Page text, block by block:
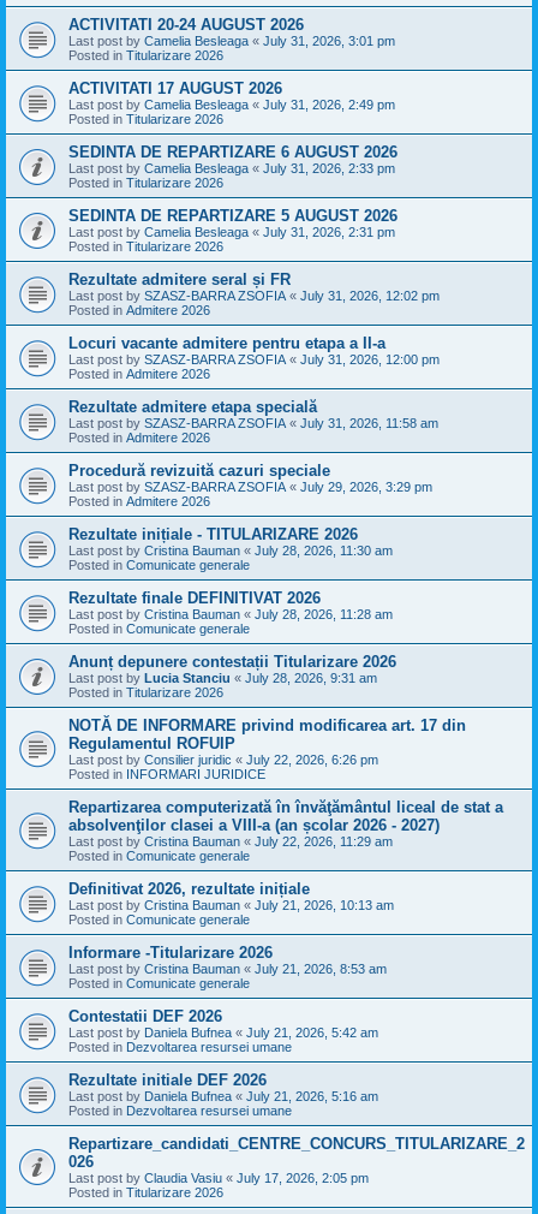
ACTIVITATI 20-24 AUGUST 2026
Last post by Camelia Besleaga « July 31, 2026, 3:01 pm
Posted in Titularizare 2026
ACTIVITATI 17 AUGUST 2026
Last post by Camelia Besleaga « July 31, 2026, 2:49 pm
Posted in Titularizare 2026
SEDINTA DE REPARTIZARE 6 AUGUST 2026
Last post by Camelia Besleaga « July 31, 2026, 2:33 pm
Posted in Titularizare 2026
SEDINTA DE REPARTIZARE 5 AUGUST 2026
Last post by Camelia Besleaga « July 31, 2026, 2:31 pm
Posted in Titularizare 2026
Rezultate admitere seral și FR
Last post by SZASZ-BARRA ZSOFIA « July 31, 2026, 12:02 pm
Posted in Admitere 2026
Locuri vacante admitere pentru etapa a II-a
Last post by SZASZ-BARRA ZSOFIA « July 31, 2026, 12:00 pm
Posted in Admitere 2026
Rezultate admitere etapa specială
Last post by SZASZ-BARRA ZSOFIA « July 31, 2026, 11:58 am
Posted in Admitere 2026
Procedură revizuită cazuri speciale
Last post by SZASZ-BARRA ZSOFIA « July 29, 2026, 3:29 pm
Posted in Admitere 2026
Rezultate inițiale - TITULARIZARE 2026
Last post by Cristina Bauman « July 28, 2026, 11:30 am
Posted in Comunicate generale
Rezultate finale DEFINITIVAT 2026
Last post by Cristina Bauman « July 28, 2026, 11:28 am
Posted in Comunicate generale
Anunț depunere contestații Titularizare 2026
Last post by Lucia Stanciu « July 28, 2026, 9:31 am
Posted in Titularizare 2026
NOTĂ DE INFORMARE privind modificarea art. 17 din
Regulamentul ROFUIP
Last post by Consilier juridic « July 22, 2026, 6:26 pm
Posted in INFORMARI JURIDICE
Repartizarea computerizată în învăţământul liceal de stat a
absolvenţilor clasei a VIII-a (an școlar 2026 - 2027)
Last post by Cristina Bauman « July 22, 2026, 11:29 am
Posted in Comunicate generale
Definitivat 2026, rezultate inițiale
Last post by Cristina Bauman « July 21, 2026, 10:13 am
Posted in Comunicate generale
Informare -Titularizare 2026
Last post by Cristina Bauman « July 21, 2026, 8:53 am
Posted in Comunicate generale
Contestatii DEF 2026
Last post by Daniela Bufnea « July 21, 2026, 5:42 am
Posted in Dezvoltarea resursei umane
Rezultate initiale DEF 2026
Last post by Daniela Bufnea « July 21, 2026, 5:16 am
Posted in Dezvoltarea resursei umane
Repartizare_candidati_CENTRE_CONCURS_TITULARIZARE_2
026
Last post by Claudia Vasiu « July 17, 2026, 2:05 pm
Posted in Titularizare 2026